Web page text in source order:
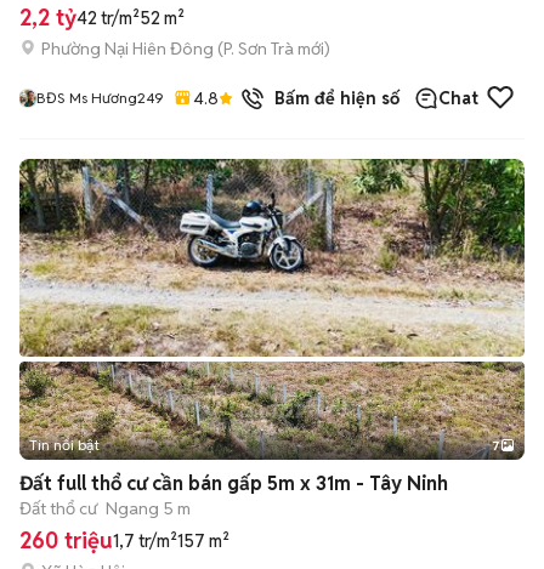
2,2 tỷ42 tr/m²52 m²
Phường Nại Hiên Đông (P. Sơn Trà mới)
BĐS Ms Hương249 4.8 7đã bánBấm để hiện số Chat
+2
Tin nổi bật 7
Đất full thổ cư cần bán gấp 5m x 31m - Tây Ninh
Đất thổ cư Ngang 5 m
260 triệu1,7 tr/m²157 m²